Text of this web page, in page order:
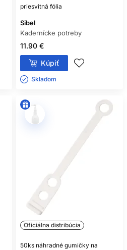
priesvitná fólia
Sibel
Kadernícke potreby
11.90 €
Kúpiť
Skladom ㅤ
Oficiálna distribúcia
50ks náhradné gumičky na